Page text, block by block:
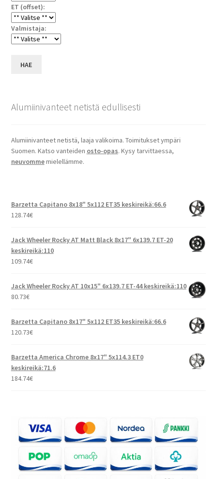
ET (offset):
Valmistaja:
HAE
Alumiinivanteet netistä edullisesti
Alumiinivanteet netistä, laaja valikoima. Toimitukset ympäri
Suomen. Katso vanteiden osto-opas. Kysy tarvittaessa,
neuvommemielellämme.
Barzetta Capitano 8x18" 5x112 ET35 keskireikä:66.6
128.74€
Jack Wheeler Rocky AT Matt Black 8x17" 6x139.7 ET-20
keskireikä:110
109.74€
Jack Wheeler Rocky AT 10x15" 6x139.7 ET-44 keskireikä:110
80.73€
Barzetta Capitano 8x17" 5x112 ET35 keskireikä:66.6
120.73€
Barzetta America Chrome 8x17" 5x114.3 ET0
keskireikä:71.6
184.74€